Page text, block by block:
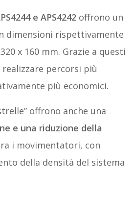
e APS4242offrono un
dimensioni rispettivamente
x 160 mm. Grazie a questi
percorsi più
più economici.
offrono anche una
e una riduzione della
i movimentatori, con
della densità del sistema